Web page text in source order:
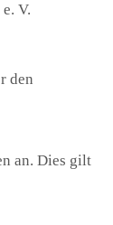
V.
den
an. Dies gilt